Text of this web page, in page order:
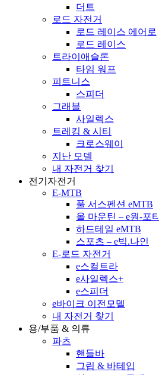
더트
로드 자전거
로드 레이스 에어로
로드 레이스
트라이애슬론
타임 워프
피트니스
스피더
그래블
사일렉스
트레킹 & 시티
크로스웨이
지난 모델
내 자전거 찾기
전기자전거
E-MTB
풀 서스펜션 eMTB
올 마운틴 – e원-포티
하드테일 eMTB
스포츠 – e빅.나인
E-로드 자전거
e스컬트라
e사일렉스+
e스피더
e바이크 이전모델
내 자전거 찾기
용/부품 & 의류
파츠
핸들바
그립 & 바테입